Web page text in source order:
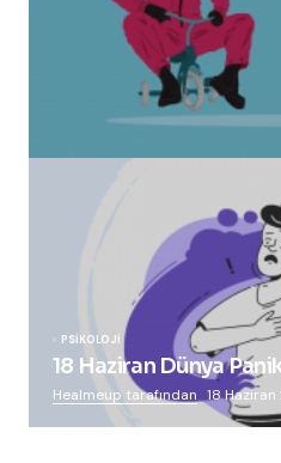
“Squid Game” Bize Ne
PSIKOLOJI
18 Haziran Dünya
Healmeup tarafından 18